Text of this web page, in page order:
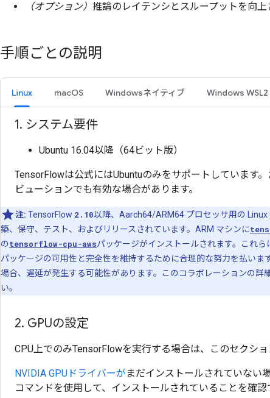
（オプション） 推論のレイテンシとスループットを向上
手順ごとの説明
Linux macOS Windowsネイティブ Windows WSL2
1. システム要件
Ubuntu 16.04以降（64ビット版）
TensorFlowは公式にはUbuntuのみをサポートしています
ビューションでも有効な場合があります。
注: TensorFlow 2.10以降、Aarch64/ARM64 プロセッサ用の Linux
築、保守、テスト、およびリリースされています。ARM マシンに
のtensorflow-cpu-awsパッケージがインストールされます。これ
パッケージの可用性と完全性を維持するために合理的な努力を払いま
場合、遅延が発生する可能性があります。このコラボレーションの詳
い。
2. GPUの設定
CPU上でのみTensorFlowを実行する場合は、このセクショ
NVIDIA GPUドライバーが まだインストールされていない
コマンドを使用して、インストールされていることを確認